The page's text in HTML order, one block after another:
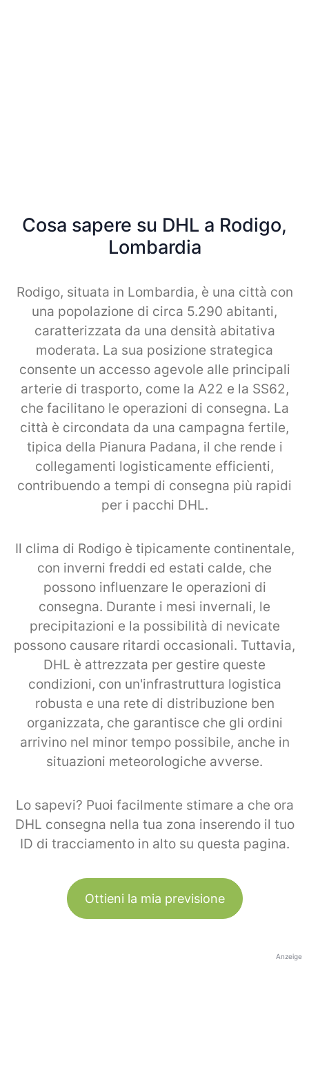
Cosa sapere su DHL a Rodigo,
Lombardia
Rodigo, situata in Lombardia, è una città con
una popolazione di circa 5.290 abitanti,
caratterizzata da una densità abitativa
moderata. La sua posizione strategica
consente un accesso agevole alle principali
arterie di trasporto, come la A22 e la SS62,
che facilitano le operazioni di consegna. La
città è circondata da una campagna fertile,
tipica della Pianura Padana, il che rende i
collegamenti logisticamente efficienti,
contribuendo a tempi di consegna più rapidi
per i pacchi DHL.
Il clima di Rodigo è tipicamente continentale,
con inverni freddi ed estati calde, che
possono influenzare le operazioni di
consegna. Durante i mesi invernali, le
precipitazioni e la possibilità di nevicate
possono causare ritardi occasionali. Tuttavia,
DHL è attrezzata per gestire queste
condizioni, con un'infrastruttura logistica
robusta e una rete di distribuzione ben
organizzata, che garantisce che gli ordini
arrivino nel minor tempo possibile, anche in
situazioni meteorologiche avverse.
Lo sapevi? Puoi facilmente stimare a che ora
DHL consegna nella tua zona inserendo il tuo
ID di tracciamento in alto su questa pagina.
Ottieni la mia previsione
Anzeige